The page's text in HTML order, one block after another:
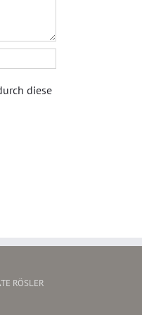
diese
RÖSLER